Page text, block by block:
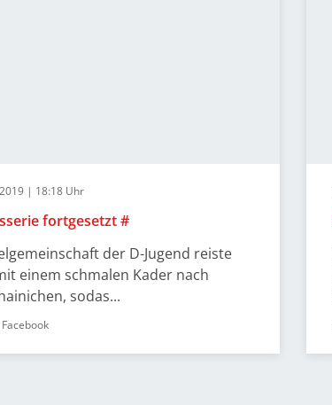
| 18:18 Uhr
fortgesetzt #
der D-Jugend reiste
einem schmalen Kader nach
sodas...